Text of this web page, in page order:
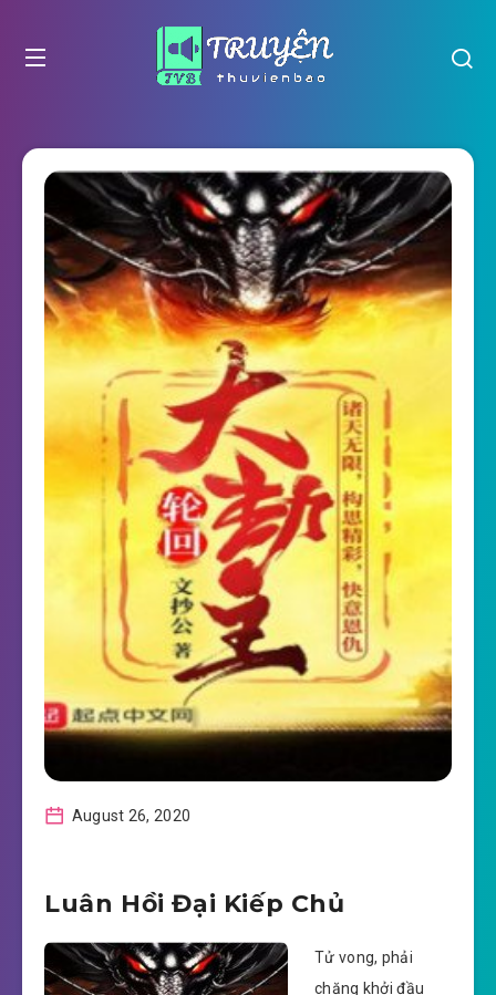
August 26, 2020
Luân Hồi Đại Kiếp Chủ
Tử vong, phải
chăng khởi đầu